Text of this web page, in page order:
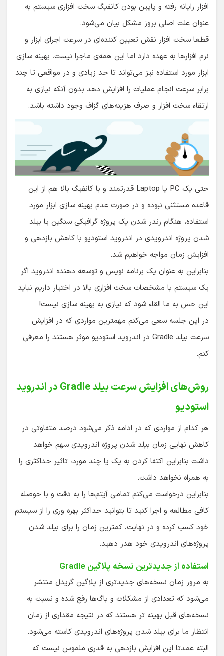
افزار رایانه رفته و پایین بودن کانفیگ سخت افزاری سیستم به
عنوان علت اصلی بروز مشکل بیان می‌شود.
قطعا سخت افزار نقش تعیین کننده‌ای در سرعت اجرای ابزار و
نرم افزارها به عهده دارد اما این همه‌ی ماجرا نیست. بهینه سازی
ابزار مورد استفاده نیز می‌تواند تا حد زیادی و در مواقعی تا چند
برابر سرعت انجام عملیات را افزایش دهد بدون آنکه نیازی به
ارتقاء سخت افزار و صرف هزینه‌های گزاف وجود داشته باشد.
حتی یک PC یا Laptop قدرتمند و با کانفیگ بالا هم از این
قاعده مستثنی نبوده و در صورت عدم بهینه سازی ابزار مورد
استفاده، هنگام رندر شدن یک پروژه گرافیکی سنگین یا بیلد
شدن پروژه اندرویدی در اندروید استودیو با کاهش بازدهی و
افزایش زمان مواجه خواهیم شد.
بنابراین به عنوان یک برنامه نویس و توسعه دهنده اندروید اگر
یک سیستم با مشخصات سخت افزاری بالا در اختیار داریم نباید
این حس به ما القاء شود که نیازی به بهینه سازی نیست!
در این جلسه سعی می‌کنم مهمترین مواردی که در افزایش
سرعت بیلد Gradle در اندروید استودیو موثر هستند را معرفی
کنم.
روش‌های افزایش سرعت بیلد Gradle در اندروید
استودیو
هر کدام از مواردی که در ادامه ذکر می‌شود درصد متفاوتی در
کاهش نهایی زمان بیلد شدن پروژه اندرویدی سهم خواهد
داشت بنابراین اکتفا کردن به یک یا چند مورد، تاثیر حداکثری را
به همراه نخواهد داشت.
بنابراین درخواست می‌کنم تمامی آیتم‌ها را به دقت و با حوصله
کافی مطالعه و اجرا کنید تا بتوانید حداکثر بهره وری را از سیستم
خود کسب کرده و در نهایت، کمترین زمان را برای بیلد شدن
پروژه‌های اندرویدی خود هدر دهید.
استفاده از جدیدترین نسخه پلاگین Gradle
به مرور زمان نسخه‌های جدیدتری از پلاگین گریدل منتشر
می‌شود که تعدادی از مشکلات و باگ‌ها رفع شده و نسبت به
نسخه‌های قبل بهینه تر هستند که در نتیجه مقداری از زمان
انتظار ما برای بیلد شدن پروژه‌های اندرویدی کاسته می‌شود.
البته عمدتا این افزایش بازدهی به قدری ملموس نیست که